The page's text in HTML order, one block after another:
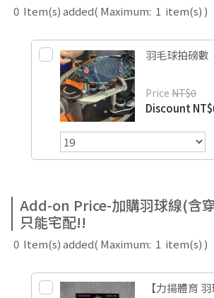
0 Item(s) added( Maximum: 1 item(s) )
羽毛球拍磅數
Price NT$0
Discount
Add-on Price-加購羽球線(含
只能宅配!!
0 Item(s) added( Maximum: 1 item(s) )
【力揚體育